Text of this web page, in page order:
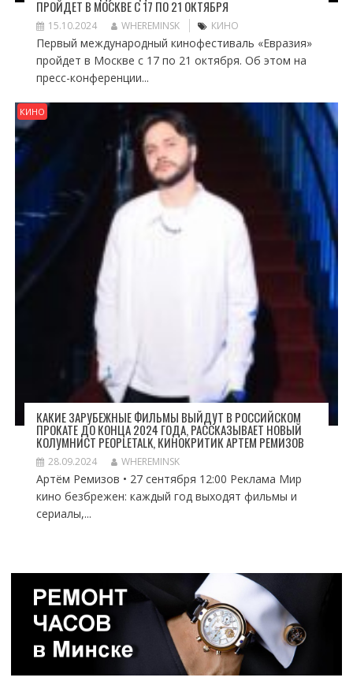
ПРОЙДЕТ В МОСКВЕ С 17 ПО 21 ОКТЯБРЯ
15.10.2024 WHEREMINSK КИНО
Первый международный кинофестиваль «Евразия»
пройдет в Москве с 17 по 21 октября. Об этом на
пресс-конференции...
КИНО
КАКИЕ ЗАРУБЕЖНЫЕ ФИЛЬМЫ ВЫЙДУТ В РОССИЙСКОМ
ПРОКАТЕ ДО КОНЦА 2024 ГОДА, РАССКАЗЫВАЕТ НОВЫЙ
КОЛУМНИСТ PEOPLETALK, КИНОКРИТИК АРТЕМ РЕМИЗОВ
28.09.2024 WHEREMINSK
Артём Ремизов • 27 сентября 12:00 Реклама Мир
кино безбрежен: каждый год выходят фильмы и
сериалы,...